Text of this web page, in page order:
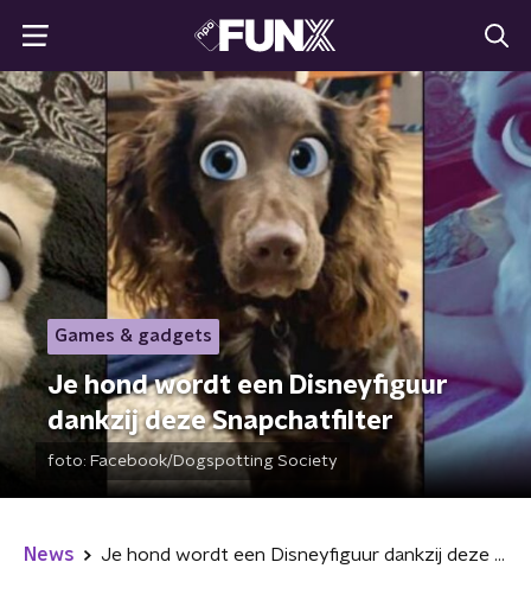
Games & gadgets
Je hond wordt een Disneyfiguur
dankzij deze Snapchatfilter
foto: Facebook/Dogspotting Society
News Je hond wordt een Disneyfiguur dankzij deze Snapchatfilter